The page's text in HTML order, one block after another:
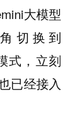
大模型
切换到
式，立刻
已经接入